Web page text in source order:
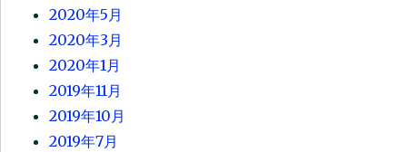
2020年5月
2020年3月
2020年1月
2019年11月
2019年10月
2019年7月